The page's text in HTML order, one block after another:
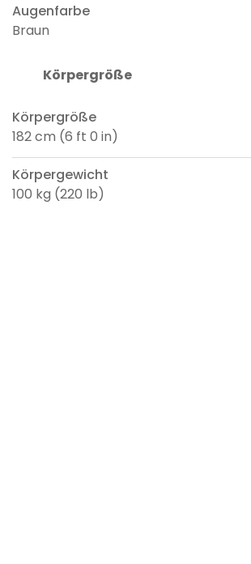
Augenfarbe
Braun
Körpergröße
Körpergröße
182 cm (6 ft 0 in)
Körpergewicht
100 kg (220 lb)